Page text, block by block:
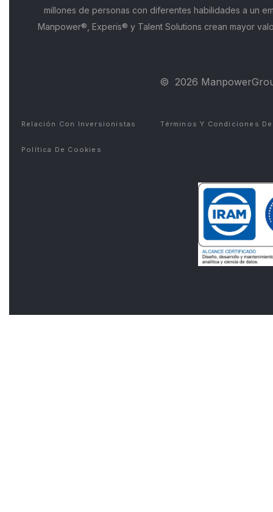
millones de personas con diferentes habilidades a un
Manpower®, Experis® y Talent Solutions crean mayor
© 2026
Relación Con Inversionistas Términos Y Condiciones
Política De Cookies